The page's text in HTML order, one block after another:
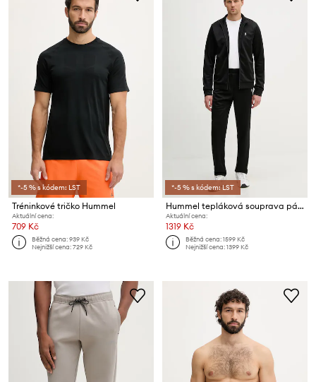
*-5 % s kódem: LST
Tréninkové tričko Hummel
Aktuální cena:
709 Kč
Běžná cena:939 Kč
Nejnižší cena:729 Kč
*-5 % s kódem: LST
Hummel tepláková souprava pánská
Aktuální cena:
1319 Kč
Běžná cena:1599 Kč
Nejnižší cena:1399 Kč